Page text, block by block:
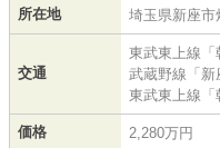
所在地 埼玉県新座市
交通
東武東上線 「
武蔵野線 「 新
東武東上線 「
価格 2,280万円